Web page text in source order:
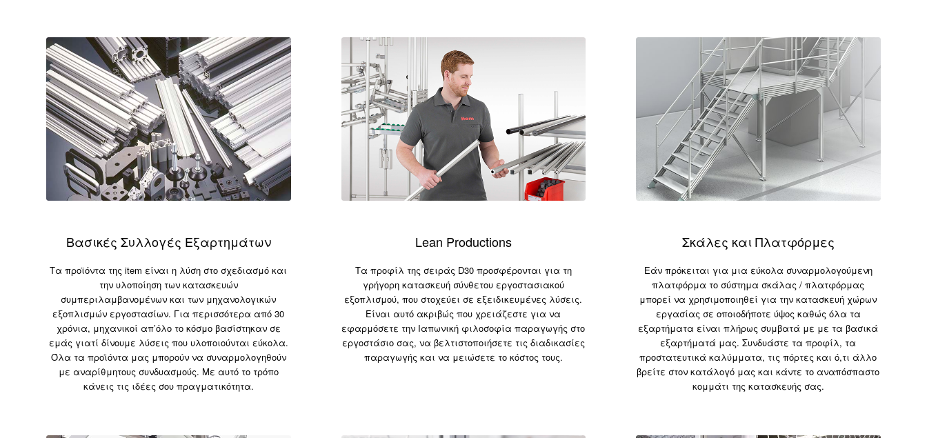
Βασικές Συλλογές Εξαρτημάτων
Τα προϊόντα της item είναι η λύση στο σχεδιασμό και
την υλοποίηση των κατασκευών
συμπεριλαμβανομένων και των μηχανολογικών
εξοπλισμών εργοστασίων. Για περισσότερα από 30
χρόνια, μηχανικοί απ’όλο το κόσμο βασίστηκαν σε
εμάς γιατί δίνουμε λύσεις που υλοποιούνται εύκολα.
Όλα τα προϊόντα μας μπορούν να συναρμολογηθούν
με αναρίθμητους συνδυασμούς. Με αυτό το τρόπο
κάνεις τις ιδέες σου πραγματικότητα.
Lean Productions
Τα προφίλ της σειράς D30 προσφέρονται για τη
γρήγορη κατασκευή σύνθετου εργοστασιακού
εξοπλισμού, που στοχεύει σε εξειδικευμένες λύσεις.
Είναι αυτό ακριβώς που χρειάζεστε για να
εφαρμόσετε την Ιαπωνική φιλοσοφία παραγωγής στο
εργοστάσιο σας, να βελτιστοποιήσετε τις διαδικασίες
παραγωγής και να μειώσετε το κόστος τους.
Σκάλες και Πλατφόρμες
Εάν πρόκειται για μια εύκολα συναρμολογούμενη
πλατφόρμα το σύστημα σκάλας / πλατφόρμας
μπορεί να χρησιμοποιηθεί για την κατασκευή χώρων
εργασίας σε οποιοδήποτε ύψος καθώς όλα τα
εξαρτήματα είναι πλήρως συμβατά με με τα βασικά
εξαρτήματά μας. Συνδυάστε τα προφίλ, τα
προστατευτικά καλύμματα, τις πόρτες και ό,τι άλλο
βρείτε στον κατάλογό μας και κάντε το αναπόσπαστο
κομμάτι της κατασκευής σας.